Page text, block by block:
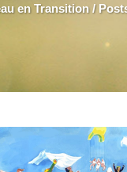
en Transition/